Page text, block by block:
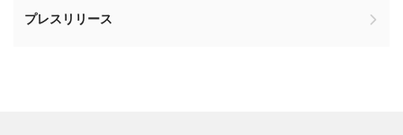
プレスリリース